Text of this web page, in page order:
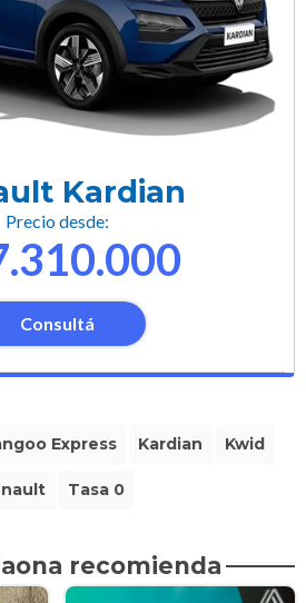
Kardian
Precio desde:
Consultá
Express Kardian Kwid
Tasa 0
recomienda